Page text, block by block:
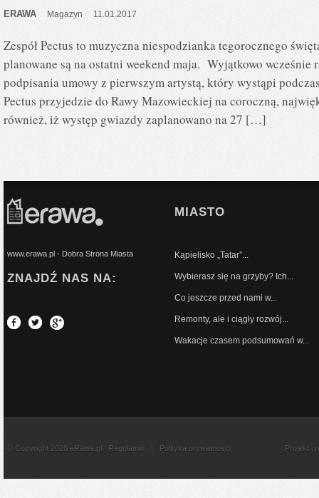
ERAWA Magazyn 11.01.2017
Zespół Pectus to muzyczna niespodzianka tegorocznego
planowane są na ostatni weekend maja. Wyjątkowo wcześnie
podpisania umowy z pierwszym artystą, który wystąpi
Pectus przyjedzie do Rawy Mazowieckiej na coroczną,
również, iż występ gwiazdy zaplanowano na 27 […]
www.erawa.pl - Dobra Strona Miasta
ZNAJDŹ NAS NA:
MIASTO
Kąpielisko „Tatar”...
Wybierasz się na grzyby? Ich...
Co jeszcze przed nami w...
Remonty, ale i ciągły rozwój...
Wakacje czasem podsumowań w...
© Copyright 2026 eRawa.pl Regulamin | Polityka prywatnosci Projekt i